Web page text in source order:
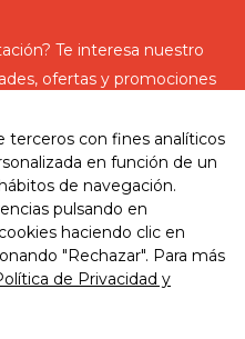
Te interesa nuestro
ofertas y promociones
terceros con fines analíticos
en función de un
de navegación.
pulsando en
haciendo clic en
"Rechazar". Para más
de Privacidad y